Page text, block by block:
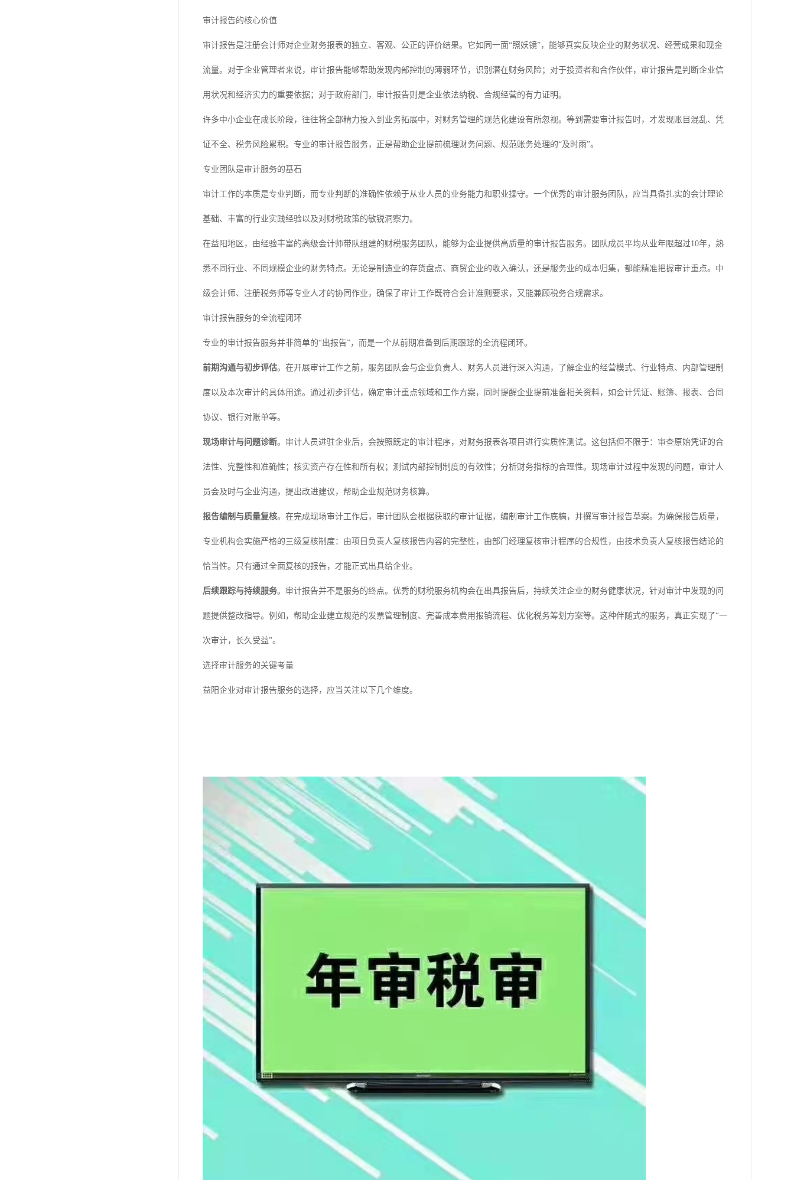
审计报告的核心价值
审计报告是注册会计师对企业财务报表的独立、客观、公正的评价结果。它如同一面“照妖镜”，能够真实反映企业的财务状况、经营成果和现金
流量。对于企业管理者来说，审计报告能够帮助发现内部控制的薄弱环节，识别潜在财务风险；对于投资者和合作伙伴，审计报告是判断企业信
用状况和经济实力的重要依据；对于政府部门，审计报告则是企业依法纳税、合规经营的有力证明。
许多中小企业在成长阶段，往往将全部精力投入到业务拓展中，对财务管理的规范化建设有所忽视。等到需要审计报告时，才发现账目混乱、凭
证不全、税务风险累积。专业的审计报告服务，正是帮助企业提前梳理财务问题、规范账务处理的“及时雨”。
专业团队是审计服务的基石
审计工作的本质是专业判断，而专业判断的准确性依赖于从业人员的业务能力和职业操守。一个优秀的审计服务团队，应当具备扎实的会计理论
基础、丰富的行业实践经验以及对财税政策的敏锐洞察力。
在益阳地区，由经验丰富的高级会计师带队组建的财税服务团队，能够为企业提供高质量的审计报告服务。团队成员平均从业年限超过10年，熟
悉不同行业、不同规模企业的财务特点。无论是制造业的存货盘点、商贸企业的收入确认，还是服务业的成本归集，都能精准把握审计重点。中
级会计师、注册税务师等专业人才的协同作业，确保了审计工作既符合会计准则要求，又能兼顾税务合规需求。
审计报告服务的全流程闭环
专业的审计报告服务并非简单的“出报告”，而是一个从前期准备到后期跟踪的全流程闭环。
前期沟通与初步评估。在开展审计工作之前，服务团队会与企业负责人、财务人员进行深入沟通，了解企业的经营模式、行业特点、内部管理制
度以及本次审计的具体用途。通过初步评估，确定审计重点领域和工作方案，同时提醒企业提前准备相关资料，如会计凭证、账簿、报表、合同
协议、银行对账单等。
现场审计与问题诊断。审计人员进驻企业后，会按照既定的审计程序，对财务报表各项目进行实质性测试。这包括但不限于：审查原始凭证的合
法性、完整性和准确性；核实资产存在性和所有权；测试内部控制制度的有效性；分析财务指标的合理性。现场审计过程中发现的问题，审计人
员会及时与企业沟通，提出改进建议，帮助企业规范财务核算。
报告编制与质量复核。在完成现场审计工作后，审计团队会根据获取的审计证据，编制审计工作底稿，并撰写审计报告草案。为确保报告质量，
专业机构会实施严格的三级复核制度：由项目负责人复核报告内容的完整性，由部门经理复核审计程序的合规性，由技术负责人复核报告结论的
恰当性。只有通过全面复核的报告，才能正式出具给企业。
后续跟踪与持续服务。审计报告并不是服务的终点。优秀的财税服务机构会在出具报告后，持续关注企业的财务健康状况，针对审计中发现的问
题提供整改指导。例如，帮助企业建立规范的发票管理制度、完善成本费用报销流程、优化税务筹划方案等。这种伴随式的服务，真正实现了“一
次审计，长久受益”。
选择审计服务的关键考量
益阳企业对审计报告服务的选择，应当关注以下几个维度。